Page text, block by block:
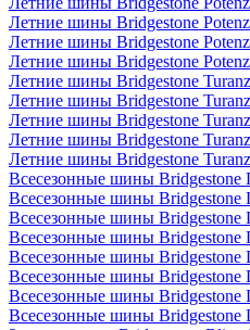
Летние шины Bridgestone
Летние шины Bridgestone
Летние шины Bridgestone
Летние шины Bridgestone
Летние шины Bridgestone
Летние шины Bridgestone
Летние шины Bridgestone
Летние шины Bridgestone
Всесезонные шины Bridgestone
Всесезонные шины Bridgestone
Всесезонные шины Bridgestone
Всесезонные шины Bridgestone
Всесезонные шины Bridgestone
Всесезонные шины Bridgestone
Всесезонные шины Bridgestone
Всесезонные шины Bridgestone